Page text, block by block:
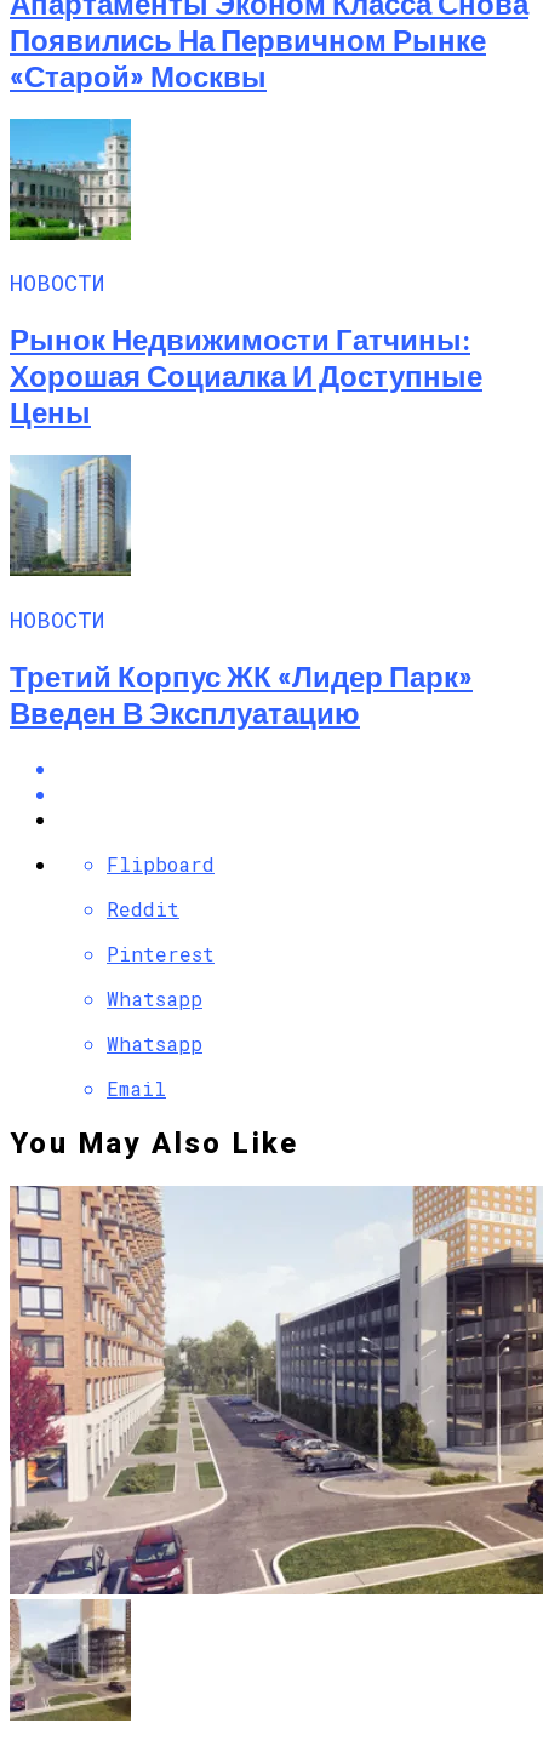
Появились На Первичном Рынке
«старой» Москвы
НОВОСТИ
Рынок Недвижимости Гатчины:
Хорошая Социалка И Доступные
Цены
НОВОСТИ
Третий Корпус ЖК «Лидер Парк»
Введен В Эксплуатацию
Flipboard
Reddit
Pinterest
Whatsapp
Whatsapp
Email
You May Also Like